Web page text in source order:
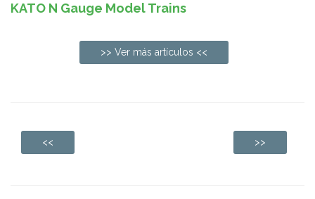
KATO N Gauge Model Trains
>> Ver más artículos <<
<< >>